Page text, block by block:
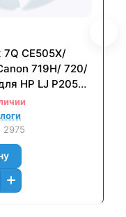
CE505X/
719H/ 720/
HP LJ P2055/
Canon LBP
(6900стр.)
2975